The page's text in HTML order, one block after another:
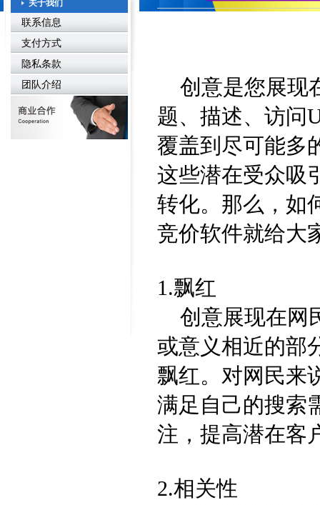
关于我们
联系信息
支付方式
隐私条款
团队介绍
创意是您展现
题、描述、访问
覆盖到尽可能多
这些潜在受众吸
转化。那么，如
竞价软件就给大
1.飘红
创意展现在网
或意义相近的部
飘红。对网民来
满足自己的搜索
注，提高潜在客
2.相关性